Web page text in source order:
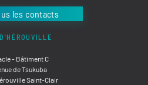
les contacts
- Bâtiment C
de Tsukuba
Saint-Clair